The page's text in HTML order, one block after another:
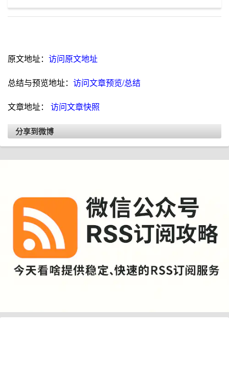
原文地址： 访问原文地址
总结与预览地址： 访问文章预览/总结
文章地址： 访问文章快照
分享到微博